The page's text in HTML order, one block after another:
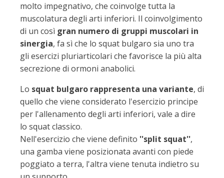
molto impegnativo, che coinvolge tutta la
muscolatura degli arti inferiori. Il coinvolgimento
di un così gran numero di gruppi muscolari in
sinergia, fa sì che lo squat bulgaro sia uno tra
gli esercizi pluriarticolari che favorisce la più alta
secrezione di ormoni anabolici.
Lo squat bulgaro rappresenta una variante, di
quello che viene considerato l'esercizio principe
per l'allenamento degli arti inferiori, vale a dire
lo squat classico.
Nell'esercizio che viene definito ''split squat'',
una gamba viene posizionata avanti con piede
poggiato a terra, l'altra viene tenuta indietro su